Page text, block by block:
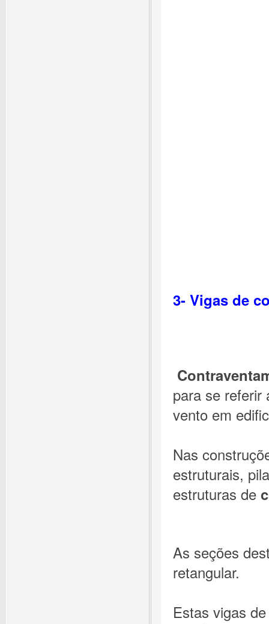
3- Vigas de
para se referir
vento em
Nas
estruturais,
estruturas de
As seções
retangular.
Estas vigas